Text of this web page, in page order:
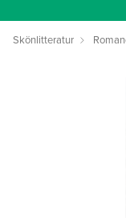
Skönlitteratur